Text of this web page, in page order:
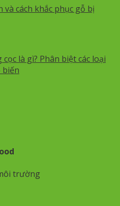
và cách khắc phục gỗ bị
là gì? Phân biệt các loại
biến
trường